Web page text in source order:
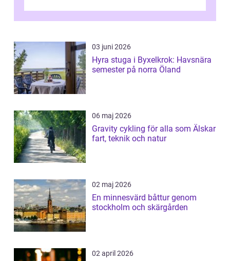
03 juni 2026
Hyra stuga i Byxelkrok: Havsnära
semester på norra Öland
06 maj 2026
Gravity cykling för alla som Älskar
fart, teknik och natur
02 maj 2026
En minnesvärd båttur genom
stockholm och skärgården
02 april 2026